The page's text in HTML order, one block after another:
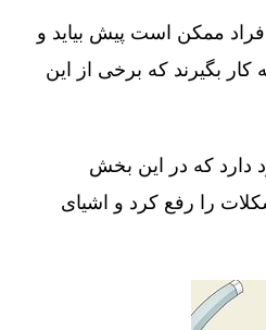
ممکن است پیش بیاید و
بگیرند که برخی از این
دارد که در این بخش
را رفع کرد و اشیای